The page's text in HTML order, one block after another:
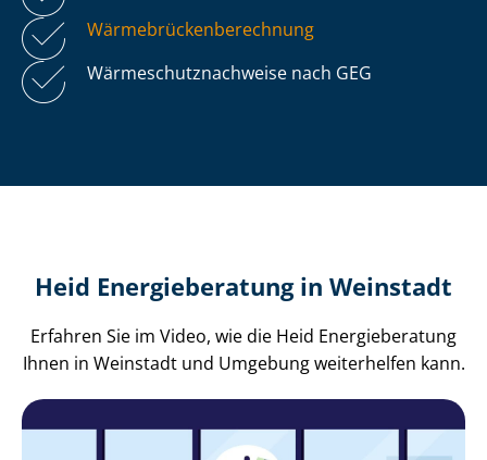
Wär­me­brü­cken­be­rech­nung
Wär­me­schutz­nach­wei­se nach GEG
Heid Energieberatung in Weinstadt
Erfahren Sie im Video, wie die Heid Energieberatung
Ihnen in Weinstadt und Umgebung weiterhelfen kann.